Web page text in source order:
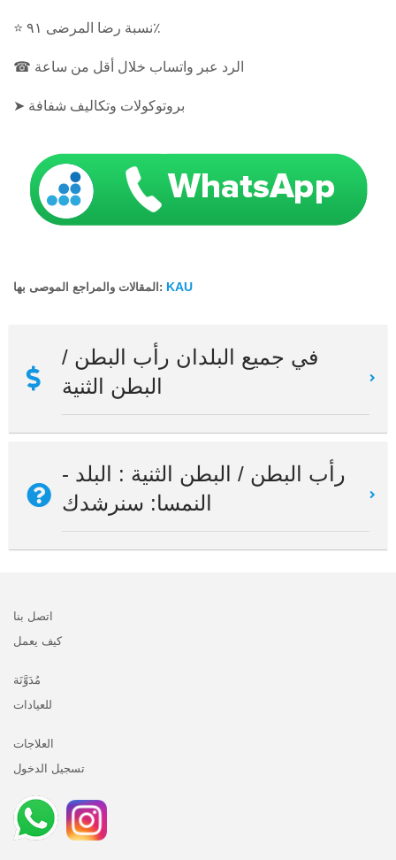
⭐ نسبة رضا المرضى ٩١٪
☎ الرد عبر واتساب خلال أقل من ساعة
➤ بروتوكولات وتكاليف شفافة
المقالات والمراجع الموصى بها: KAU
في جميع البلدان رأب البطن /
البطن الثنية
رأب البطن / البطن الثنية : البلد -
النمسا: سنرشدك
اتصل بنا
كيف يعمل
مُدَوَّنَة
للعيادات
العلاجات
تسجيل الدخول